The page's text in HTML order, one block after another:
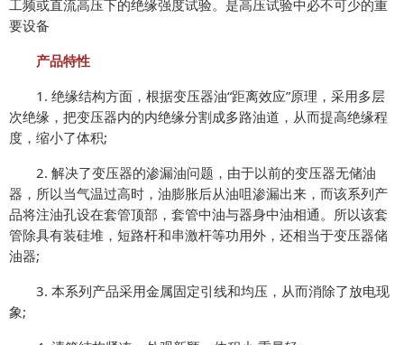
工频或直流高压下的绝缘强度试验。是高压试验中必不可少的重
要设备
产品特性
1. 绝缘结构方面，根据变压器油“距离效应”原理，采用多层
次绝缘，把变压器内的内绝缘分割成多路油道，从而提高绝缘程
度，缩小了体积;
2. 解决了变压器的渗漏油问题，由于以前的变压器无储油
器，所以当气温过高时，油膨胀后从油咀渗漏出来，而该系列产
品将注油孔设在套管顶部，套管中油与器身中油相通。所以该套
管除具有装硅堆，短路杆和串激杆等功用外，还相当于变压器储
油器;
3. 本系列产品采用金属固定引线和均压，从而消除了放电现
象;